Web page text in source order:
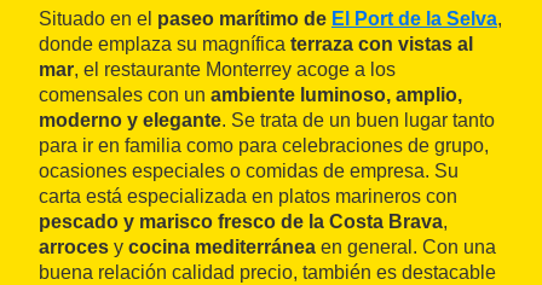
Situado en el paseo marítimo de El Port de la Selva,
donde emplaza su magnífica terraza con vistas al
mar, el restaurante Monterrey acoge a los
comensales con un ambiente luminoso, amplio,
moderno y elegante. Se trata de un buen lugar tanto
para ir en familia como para celebraciones de grupo,
ocasiones especiales o comidas de empresa. Su
carta está especializada en platos marineros con
pescado y marisco fresco de la Costa Brava,
arroces y cocina mediterránea en general. Con una
buena relación calidad precio, también es destacable